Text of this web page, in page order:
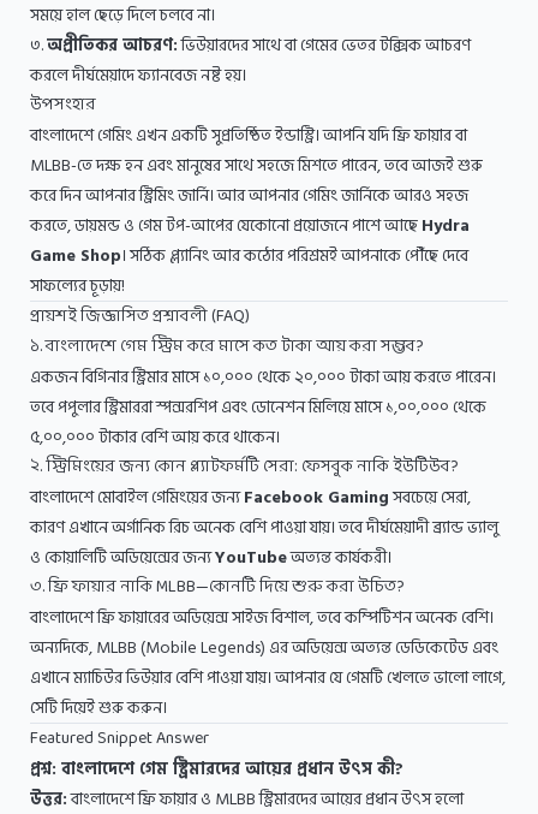
সময়ে হাল ছেড়ে দিলে চলবে না।
৩.অপ্রীতিকর আচরণ:ভিউয়ারদের সাথে বা গেমের ভেতর টক্সিক আচরণ
করলে দীর্ঘমেয়াদে ফ্যানবেজ নষ্ট হয়।
উপসংহার
বাংলাদেশে গেমিং এখন একটি সুপ্রতিষ্ঠিত ইন্ডাস্ট্রি। আপনি যদি ফ্রি ফায়ার বা
MLBB-তে দক্ষ হন এবং মানুষের সাথে সহজে মিশতে পারেন, তবে আজই শুরু
করে দিন আপনার স্ট্রিমিং জার্নি। আর আপনার গেমিং জার্নিকে আরও সহজ
করতে, ডায়মন্ড ও গেম টপ-আপের যেকোনো প্রয়োজনে পাশে আছেHydra
Game Shop। সঠিক প্ল্যানিং আর কঠোর পরিশ্রমই আপনাকে পৌঁছে দেবে
সাফল্যের চূড়ায়!
প্রায়শই জিজ্ঞাসিত প্রশ্নাবলী (FAQ)
১. বাংলাদেশে গেম স্ট্রিম করে মাসে কত টাকা আয় করা সম্ভব?
একজন বিগিনার স্ট্রিমার মাসে ১০,০০০ থেকে ২০,০০০ টাকা আয় করতে পারেন।
তবে পপুলার স্ট্রিমাররা স্পন্সরশিপ এবং ডোনেশন মিলিয়ে মাসে ১,০০,০০০ থেকে
৫,০০,০০০ টাকার বেশি আয় করে থাকেন।
২. স্ট্রিমিংয়ের জন্য কোন প্ল্যাটফর্মটি সেরা: ফেসবুক নাকি ইউটিউব?
বাংলাদেশে মোবাইল গেমিংয়ের জন্যFacebook Gamingসবচেয়ে সেরা,
কারণ এখানে অর্গানিক রিচ অনেক বেশি পাওয়া যায়। তবে দীর্ঘমেয়াদী ব্র্যান্ড ভ্যালু
ও কোয়ালিটি অডিয়েন্সের জন্যYouTubeঅত্যন্ত কার্যকরী।
৩. ফ্রি ফায়ার নাকি MLBB—কোনটি দিয়ে শুরু করা উচিত?
বাংলাদেশে ফ্রি ফায়ারের অডিয়েন্স সাইজ বিশাল, তবে কম্পিটিশন অনেক বেশি।
অন্যদিকে, MLBB (Mobile Legends) এর অডিয়েন্স অত্যন্ত ডেডিকেটেড এবং
এখানে ম্যাচিউর ভিউয়ার বেশি পাওয়া যায়। আপনার যে গেমটি খেলতে ভালো লাগে,
সেটি দিয়েই শুরু করুন।
Featured Snippet Answer
প্রশ্ন: বাংলাদেশে গেম স্ট্রিমারদের আয়ের প্রধান উৎস কী?
উত্তর:বাংলাদেশে ফ্রি ফায়ার ও MLBB স্ট্রিমারদের আয়ের প্রধান উৎস হলো